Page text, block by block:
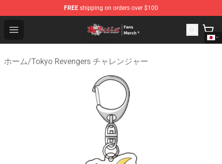
FREE shipping on orders over $100
Open menu
Tokyo Revengers Store - Official Tokyo Revengers
ホーム/Tokyo Revengers チャレンジャー